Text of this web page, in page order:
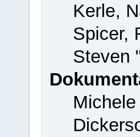
Kerle,
Spicer,
Steven